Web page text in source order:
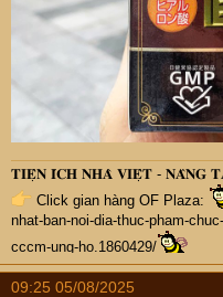
𝐓𝐈𝐄̣̂𝐍 𝐈́𝐂𝐇 𝐍𝐇𝐀̀ 𝐕𝐈𝐄̣̂𝐓 - 𝐍𝐀̂𝐍𝐆
Click gian hàng OF Plaza:
nhat-ban-noi-dia-thuc-pham-
cccm-ung-ho.1860429/
09:25 05/08/2025